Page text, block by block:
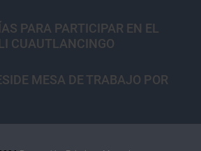
PARA PARTICIPAR EN EL
CUAUTLANCINGO
MESA DE TRABAJO POR